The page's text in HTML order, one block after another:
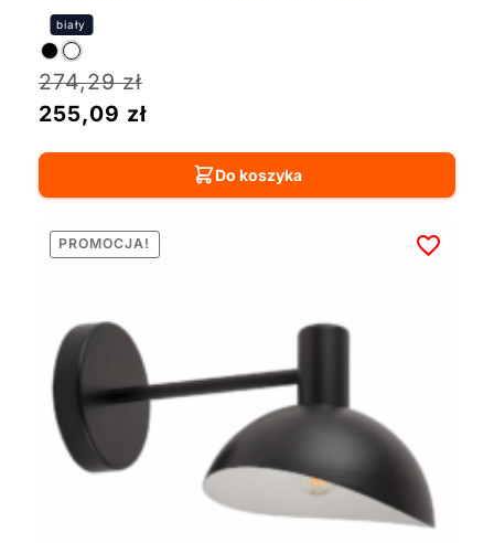
274,29zł
255,09 zł
Do koszyka
PROMOCJA!